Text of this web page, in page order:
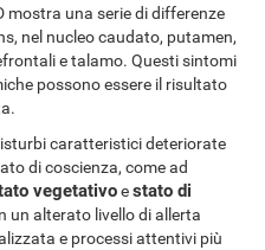
mostra una serie di differenze
nel nucleo caudato, putamen,
e talamo. Questi sintomi
possono essere il risultato
caratteristici deteriorate
di coscienza, come ad
vegetativoestato di
un alterato livello di allerta
e processi attentivi più